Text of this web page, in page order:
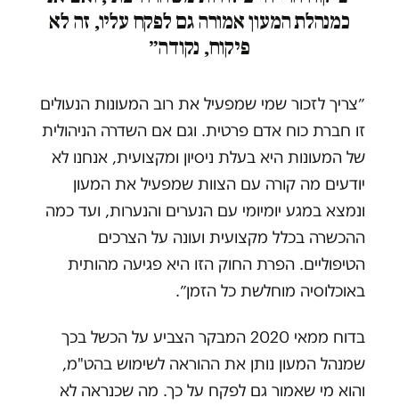
כמנהלת המעון אמורה גם לפקח עליו, זה לא
פיקוח, נקודה״
״צריך לזכור שמי שמפעיל את רוב המעונות הנעולים
זו חברת כוח אדם פרטית. וגם אם השדרה הניהולית
של המעונות היא בעלת ניסיון ומקצועית, אנחנו לא
יודעים מה קורה עם הצוות שמפעיל את המעון
ונמצא במגע יומיומי עם הנערים והנערות, ועד כמה
ההכשרה בכלל מקצועית ועונה על הצרכים
הטיפוליים. הפרת החוק הזו היא פגיעה מהותית
באוכלוסיה מוחלשת כל הזמן״.
בדוח ממאי 2020 המבקר הצביע על הכשל בכך
שמנהל המעון נותן את ההוראה לשימוש בהט"מ,
והוא מי שאמור גם לפקח על כך. מה שכנראה לא